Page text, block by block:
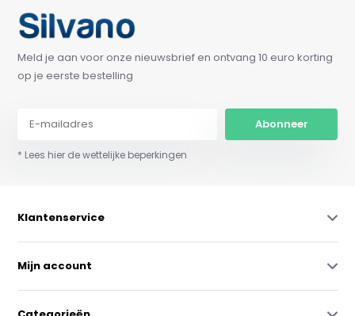
Meld je aan voor onze nieuwsbrief en ontvang 10 euro korting
op je eerste bestelling
Abonneer
* Lees hier de wettelijke beperkingen
Klantenservice
Mijn account